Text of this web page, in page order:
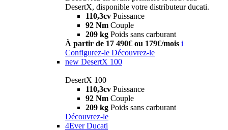
DesertX, disponible votre distributeur ducati.
110,3cv Puissance
92 Nm Couple
209 kg Poids sans carburant
À partir de 17 490€ ou 179€/mois i
Configurez-le Découvrez-le
new DesertX 100
DesertX 100
110,3cv Puissance
92 Nm Couple
209 kg Poids sans carburant
Découvrez-le
4Ever Ducati